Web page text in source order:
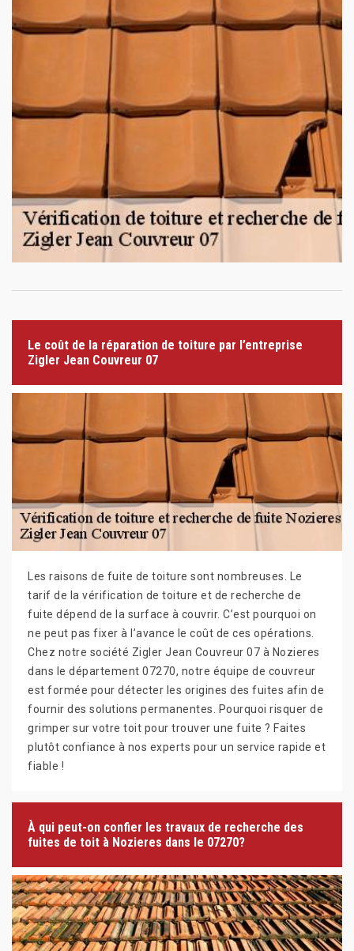
Le coût de la réparation de toiture par l’entreprise
Zigler Jean Couvreur 07
Les raisons de fuite de toiture sont nombreuses. Le
tarif de la vérification de toiture et de recherche de
fuite dépend de la surface à couvrir. C’est pourquoi on
ne peut pas fixer à l’avance le coût de ces opérations.
Chez notre société Zigler Jean Couvreur 07 à Nozieres
dans le département 07270, notre équipe de couvreur
est formée pour détecter les origines des fuites afin de
fournir des solutions permanentes. Pourquoi risquer de
grimper sur votre toit pour trouver une fuite ? Faites
plutôt confiance à nos experts pour un service rapide et
fiable !
À qui peut-on confier les travaux de recherche des
fuites de toit à Nozieres dans le 07270?